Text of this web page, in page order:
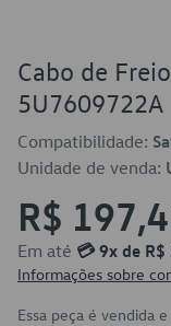
Cabo de
5U7609722A
Compatibilidade:
Unidade de venda:
R$
Em até 💳 9x de R$
Informações sobre
Essa peça é vendida